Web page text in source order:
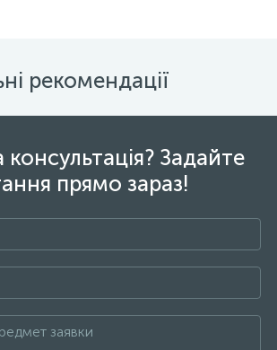
рекомендації
консультація? Задайте
прямо зараз!